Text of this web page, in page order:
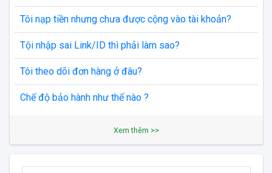
Tôi nạp tiền nhưng chưa được cộng vào tài khoản?
Tội nhập sai Link/ID thì phải làm sao?
Tôi theo dõi đơn hàng ở đâu?
Chế độ bảo hành như thế nào ?
Xem thêm >>